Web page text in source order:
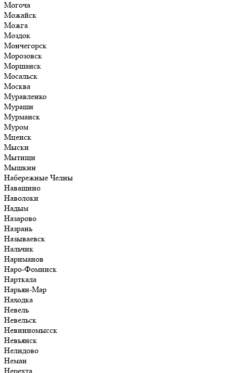
Могоча
Можайск
Можга
Моздок
Мончегорск
Морозовск
Моршанск
Мосальск
Москва
Муравленко
Мураши
Мурманск
Муром
Мценск
Мыски
Мытищи
Мышкин
Набережные Челны
Навашино
Наволоки
Надым
Назарово
Назрань
Называевск
Нальчик
Нариманов
Наро-Фоминск
Нарткала
Нарьян-Мар
Находка
Невель
Невельск
Невинномысск
Невьянск
Нелидово
Неман
Нерехта